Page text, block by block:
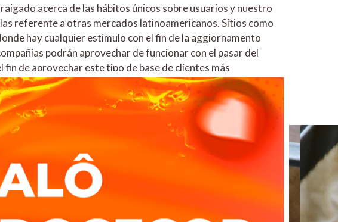
acerca de las hábitos únicos sobre usuarios y nuestro
referente a otras mercados latinoamericanos. Sitios como
hay cualquier estimulo con el fin de la aggiornamento
podrán aprovechar de funcionar con el pasar del
de aprovechar este tipo de base de clientes más
como Webhooks para monitorear la predicción de